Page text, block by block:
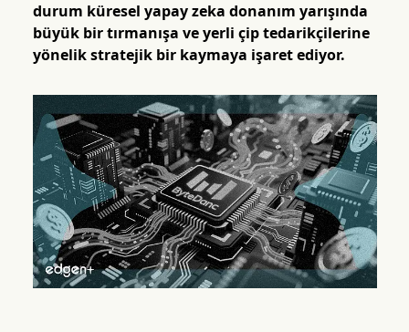
durum küresel yapay zeka donanım yarışında
büyük bir tırmanışa ve yerli çip tedarikçilerine
yönelik stratejik bir kaymaya işaret ediyor.